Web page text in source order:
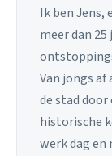
Ik ben Jens,
meer dan
Van jongs af
de stad door
historische
werk dag